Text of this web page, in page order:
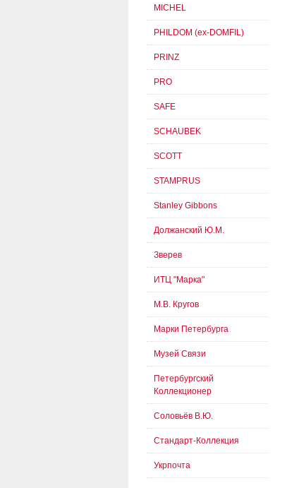
MICHEL
PHILDOM (ex-DOMFIL)
PRINZ
PRO
SAFE
SCHAUBEK
SCOTT
STAMPRUS
Stanley Gibbons
Должанский Ю.М.
Зверев
ИТЦ "Марка"
М.В. Кругов
Марки Петербурга
Музей Связи
Петербургский
Коллекционер
Соловьёв В.Ю.
Стандарт-Коллекция
Укрпочта